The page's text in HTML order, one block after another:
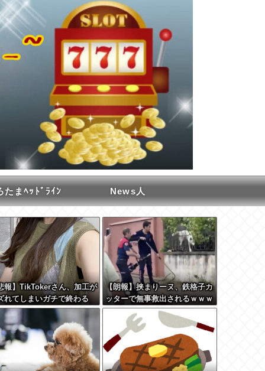
たまﾍｯﾄﾞﾗｲﾝ News人
報】TikTokerさん、加工が
れてしまいガチで終わる
【朗報】挟まりーヌ、鉄格子カ
ッターで無事救出されるｗｗｗ